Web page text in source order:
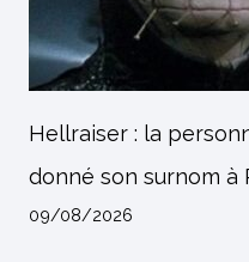
Hellraiser : la
donné son surnom à
09/08/2026